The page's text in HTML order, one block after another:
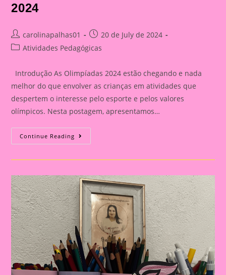
2024
Post
author:
carolinapalhas01
Post
published:
20 de July de 2024
PostAtividades Pedagógicas
Introdução As Olimpíadas 2024 estão chegando e nada
melhor do que envolver as crianças em atividades que
despertem o interesse pelo esporte e pelos valores
olímpicos. Nesta postagem, apresentamos…
Continue Reading Atividade
Com
Olimpíadas